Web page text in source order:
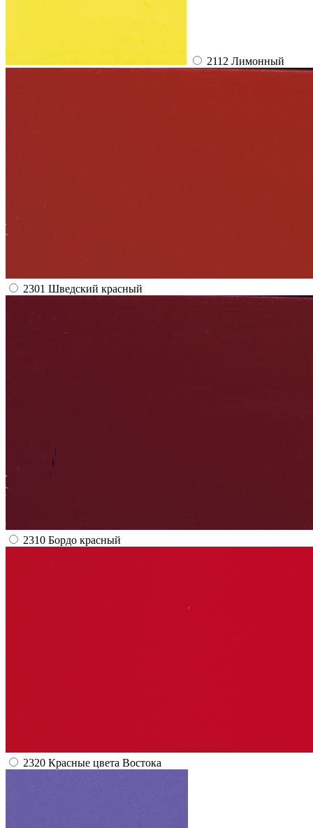
2112 Лимонный
2301 Шведский красный
2310 Бордо красный
2320 Красные цвета Востока